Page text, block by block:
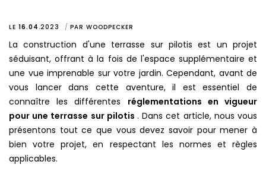
LE 16.04 .2023 PAR WOODPECKER
La construction d'une terrasse sur pilotis est un projet
séduisant, offrant à la fois de l'espace supplémentaire et
une vue imprenable sur votre jardin. Cependant, avant de
vous lancer dans cette aventure, il est essentiel de
connaître les différentes réglementations en vigueur
pour une terrasse sur pilotis . Dans cet article, nous vous
présentons tout ce que vous devez savoir pour mener à
bien votre projet, en respectant les normes et règles
applicables.